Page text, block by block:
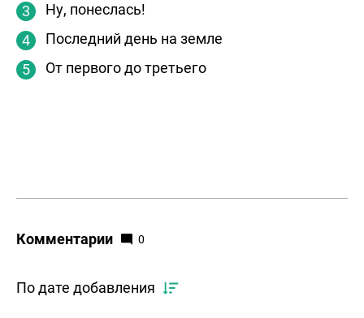
Ну, понеслась!
Последний день на земле
От первого до третьего
Комментарии 0
По дате добавления